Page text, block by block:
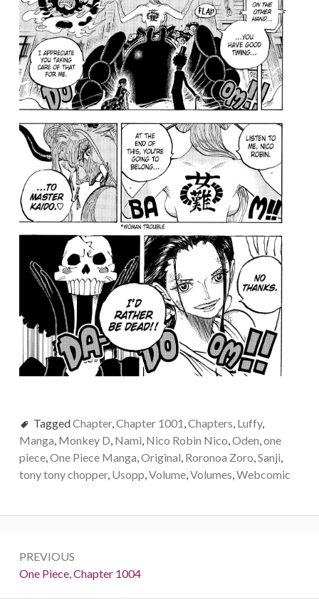
TaggedChapter,Chapter 1001,Chapters, Luffy,
Manga, Monkey D, Nami, Nico Robin Nico,Oden,one
piece,One Piece Manga,Original, Roronoa Zoro,Sanji,
tony tony chopper, Usopp,Volume,Volumes,Webcomic
navigation
PREVIOUS
Previous:
One Piece, Chapter 1004